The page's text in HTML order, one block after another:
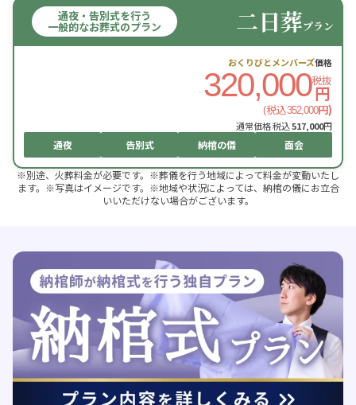
通夜・告別式を行う
一般的なお葬式のプラン 二日葬プラン
おくりびとメンバーズ価格
320,000税抜
円
(税込352,000円)
通常価格 税込517,000円
通夜 告別式 納棺の儀 面会
※別途、火葬料金が必要です。※葬儀を行う地域によって料金が変動いたし
ます。※写真はイメージです。※地域や状況によっては、納棺の儀にお立合
いいただけない場合がございます。